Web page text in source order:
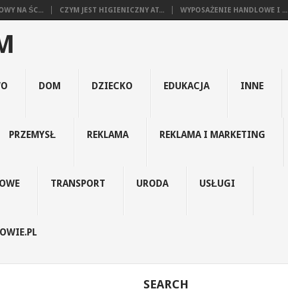
NA ŚC... CZYM JEST HIGIENICZNY AT... WYPOSAŻENIE HANDLOWE I ...
DOM DZIECKO EDUKACJA INNE
PRZEMYSŁ REKLAMA REKLAMA I MARKETING
TRANSPORT URODA USŁUGI
SEARCH